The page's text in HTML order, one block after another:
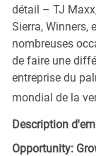
détail – TJ
Sierra, Winners,
nombreuses
de faire une
entreprise du
mondial de la
Description
Opportunity: